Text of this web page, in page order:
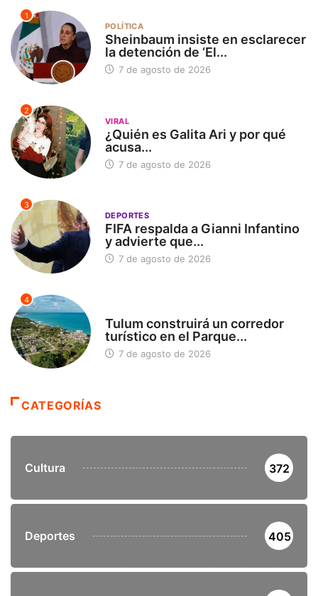
1
POLÍTICA
Sheinbaum insiste en esclarecer
la detención de ‘El...
7 de agosto de 2026
2
VIRAL
¿Quién es Galita Ari y por qué
acusa...
7 de agosto de 2026
3
DEPORTES
FIFA respalda a Gianni Infantino
y advierte que...
7 de agosto de 2026
4
Tulum construirá un corredor
turístico en el Parque...
7 de agosto de 2026
CATEGORÍAS
Cultura 372
Deportes 405